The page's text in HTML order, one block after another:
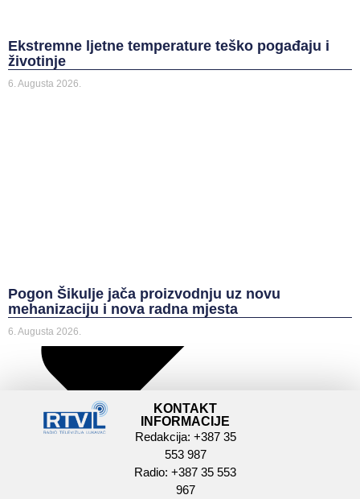
Ekstremne ljetne temperature teško pogađaju i
životinje
6. Augusta 2026.
Pogon Šikulje jača proizvodnju uz novu
mehanizaciju i nova radna mjesta
6. Augusta 2026.
KONTAKT
INFORMACIJE
Redakcija: +387 35
553 987
Radio: +387 35 553
967